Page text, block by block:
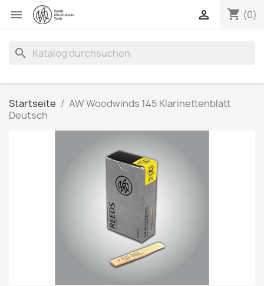
 shopping_cart (0)

search
Startseite
AW Woodwinds 145 Klarinettenblatt
Deutsch